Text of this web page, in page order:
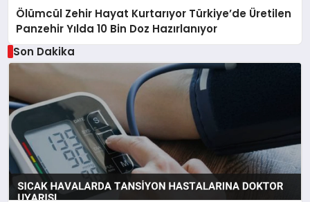
Ölümcül Zehir Hayat Kurtarıyor Türkiye’de Üretilen
Panzehir Yılda 10 Bin Doz Hazırlanıyor
Son Dakika